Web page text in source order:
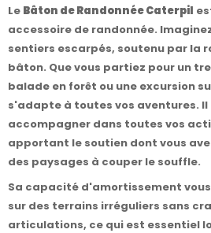
Le Bâton de Randonnée Caterpil
accessoire de randonnée.
sentiers escarpés, soutenu par la
bâton. Que vous partiez pour un
balade en forêt ou une excursion
s'adapte à toutes vos aventures. Il
accompagner dans toutes vos
apportant le soutien dont vous
des paysages à couper le souffle.
Sa capacité d'amortissement
sur des terrains irréguliers sans
articulations, ce qui est essentiel